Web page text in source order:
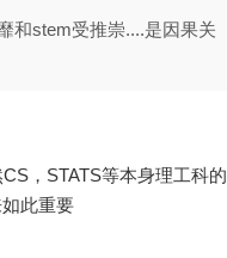
和stem受推崇....是因果关
，STATS等本身理工科的
此重要